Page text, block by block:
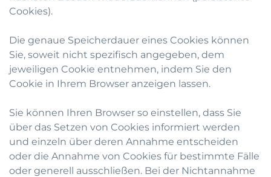
Cookies).
Die genaue Speicherdauer eines Cookies können
Sie, soweit nicht spezifisch angegeben, dem
jeweiligen Cookie entnehmen, indem Sie den
Cookie in Ihrem Browser anzeigen lassen.
Sie können Ihren Browser so einstellen, dass Sie
über das Setzen von Cookies informiert werden
und einzeln über deren Annahme entscheiden
oder die Annahme von Cookies für bestimmte Fälle
oder generell ausschließen. Bei der Nichtannahme